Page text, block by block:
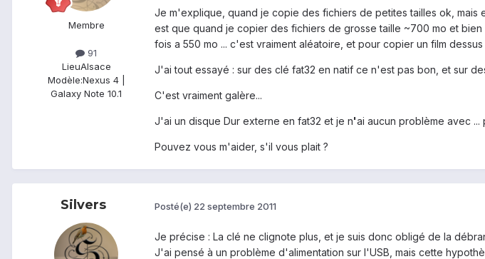
Membre
91
LieuAlsace
Modèle:Nexus 4 |
Galaxy Note 10.1
Je m'explique, quand je copie des fichiers de petites tailles ok, mais
est que quand je copier des fichiers de grosse taille ~700 mo et
fois a 550 mo ... c'est vraiment aléatoire, et pour copier un film
J'ai tout essayé : sur des clé fat32 en natif ce n'est pas bon, et sur
C'est vraiment galère...
J'ai un disque Dur externe en fat32 et je n'ai aucun problème avec
Pouvez vous m'aider, s'il vous plait ?
Silvers Posté(e) 22 septembre 2011
Je précise : La clé ne clignote plus, et je suis donc obligé de la
J'ai pensé à un problème d'alimentation sur l'USB, mais cette